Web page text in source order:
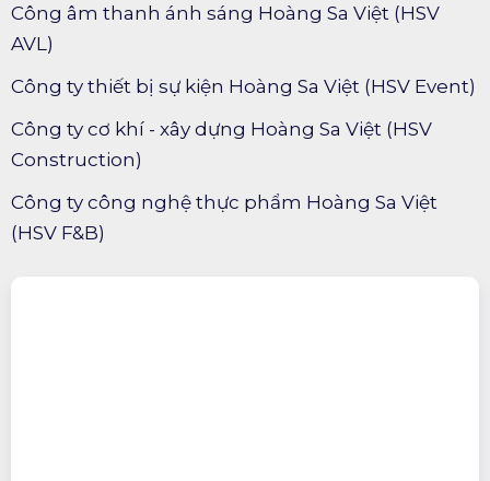
Công âm thanh ánh sáng Hoàng Sa Việt (HSV
AVL)
Công ty thiết bị sự kiện Hoàng Sa Việt (HSV Event)
Công ty cơ khí - xây dựng Hoàng Sa Việt (HSV
Construction)
Công ty công nghệ thực phẩm Hoàng Sa Việt
(HSV F&B)